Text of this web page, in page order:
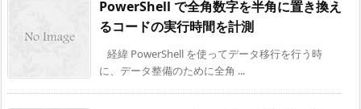
PowerShell で全角数字を半角に置き換え
るコードの実行時間を計測
経緯 PowerShell を使ってデータ移行を行う時
に、データ整備のために全角 ...